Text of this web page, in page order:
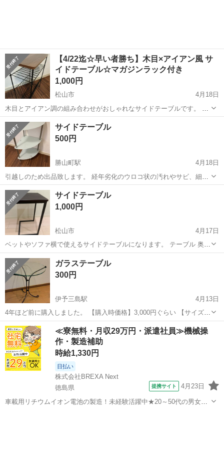
【4/22迄☆早い者勝ち】木目×アイアン風 サ
イドテーブル☆マガジンラック付き
1,000円
松山市
4月18日
木目とアイアン調の組み合わせがおしゃれなサイドテーブルです。 ス
リム設計で場所を取らず、ソファ横やベッドサイドにぴったり◎ マガ
ジンラック付きで、雑誌や新聞、タブレットなどの収納にも便利で
す。 【サイズ】 幅：約35cm ...
愛媛 松山市 テーブル マガジンラック
サイドテーブル
500円
勝山町駅
4月18日
引越しのため出品致します。 経年劣化のウロコ状の汚れやサビ、細か
い傷がございます。 上記の状態をご考慮いただける方にお譲り致しま
す。
愛媛 松山市 勝山町駅 テーブル
サイドテーブル
1,000円
松山市
4月17日
ベットやソファ横で使えるサイドテーブルになります。 テーブル 奥
行 30センチ 横幅 30センチ 高さ 52センチ 松山大街道ドン・キホ
ーテ近くまで取りに来れる方お願いします。
愛媛 松山市 サイドテーブル
ガラステーブル
300円
伊予三島駅
4月13日
4年ほど前に購入しました。 【購入時価格】3,000円ぐらい 【サイズ】
直径約40cm、高さ約60cm 【傷などの状態】とくに目立った傷はあり
ません。 割れ物のため、取引の際は梱包してお渡しします。 ガラス部
分と脚部分は分解...
愛媛 四国中央市 伊予三島駅 テーブル ガラス
≪寮無料・月収29万円・派遣社員≫機械操
作・製造補助
時給1,330円
日払い
株式会社BREXA Next
徳島県
提携サイト 4月23日
車載用リチウムイオン電池の製造！未経験活躍中★20～50代の男女活